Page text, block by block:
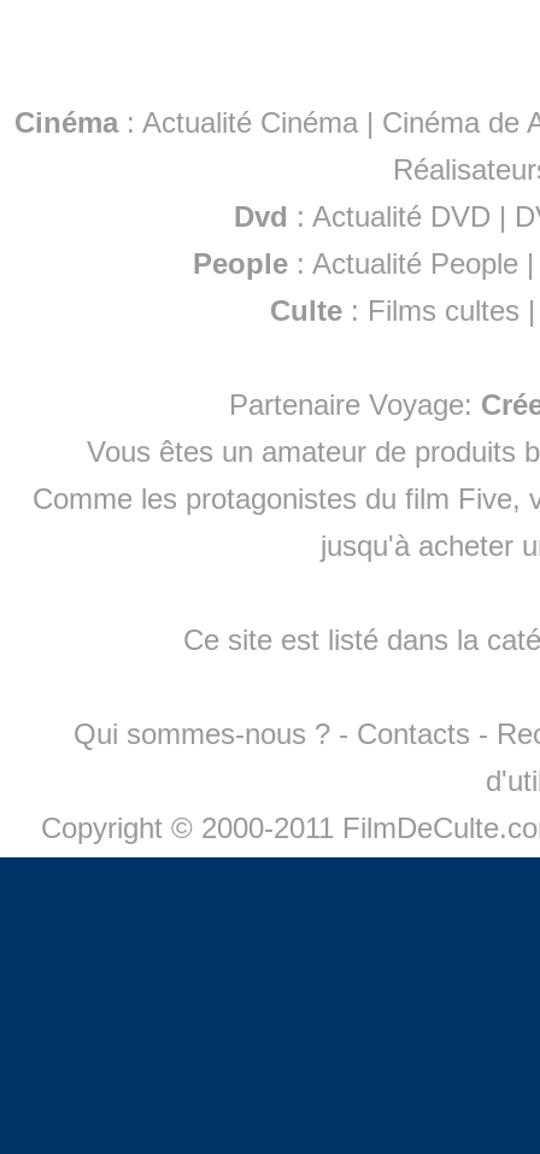
Cinéma: Actualité Cinéma | Cinéma de
Dvd : Actualité DVD |
People :Actualité People
Culte : Films cultes
Partenaire Voyage:
Vous êtes un amateur de produits
Comme les protagonistes du film Five,
jusqu'à acheter
Ce site est listé dans la
Qui sommes-nous ? - Contacts -
Copyright © 2000-2011